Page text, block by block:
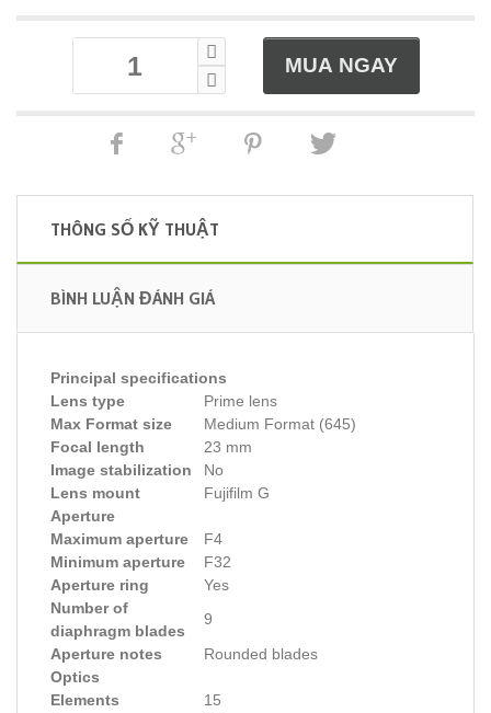
THÔNG SỐ KỸ THUẬT
BÌNH LUẬN ĐÁNH GIÁ
Principal specifications
Lens type
Prime lens
Max Format size
Medium Format (645)
Focal length
23 mm
Image stabilization
No
Lens mount
Fujifilm G
Aperture
Maximum aperture
F4
Minimum aperture
F32
Aperture ring
Yes
Number of
diaphragm blades
9
Aperture notes
Rounded blades
Optics
Elements
15